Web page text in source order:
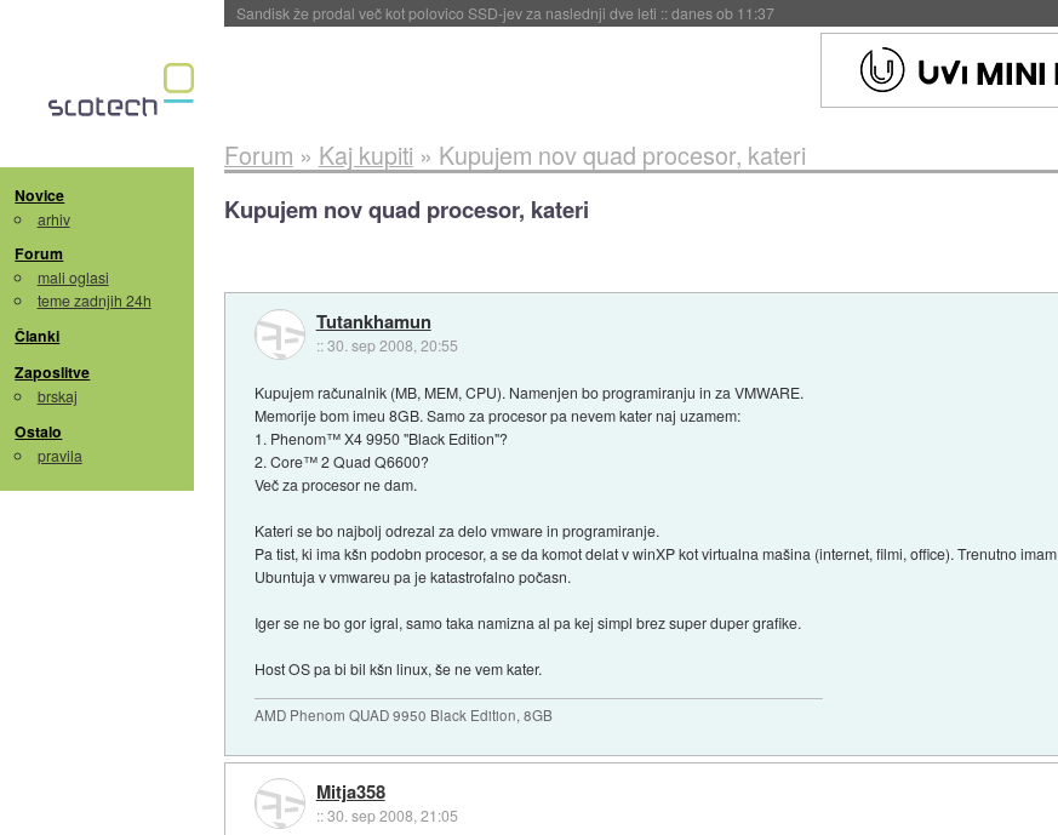
Tajvan in Južna Koreja po izvozu prvikrat prehitela Japonsko::danes ob 11:37
Novice
arhiv
Forum
mali oglasi
teme zadnjih 24h
Članki
Zaposlitve
brskaj
Ostalo
pravila
Forum » Kaj kupiti » Kupujem nov quad procesor, kateri
Kupujem nov quad procesor, kateri
Tutankhamun
::30. sep 2008, 20:55
Kupujem računalnik (MB, MEM, CPU). Namenjen bo programiranju in za VMWARE.
Memorije bom imeu 8GB. Samo za procesor pa nevem kater naj uzamem:
1. Phenom™ X4 9950 "Black Edition"?
2. Core™ 2 Quad Q6600?
Več za procesor ne dam.
Kateri se bo najbolj odrezal za delo vmware in programiranje.
Pa tist, ki ima kšn podobn procesor, a se da komot delat v winXP kot virtualna mašina (internet, filmi, office). Trenutno
Ubuntuja v vmwareu pa je katastrofalno počasn.
Iger se ne bo gor igral, samo taka namizna al pa kej simpl brez super duper grafike.
Host OS pa bi bil kšn linux, še ne vem kater.
AMD Phenom QUAD 9950 Black Edition, 8GB
Mitja358
::30. sep 2008, 21:05